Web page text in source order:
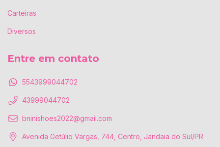
Carteiras
Diversos
Entre em contato
5543999044702
43999044702
bninishoes2022@gmail.com
Avenida Getúlio Vargas, 744, Centro, Jandaia do Sul/PR